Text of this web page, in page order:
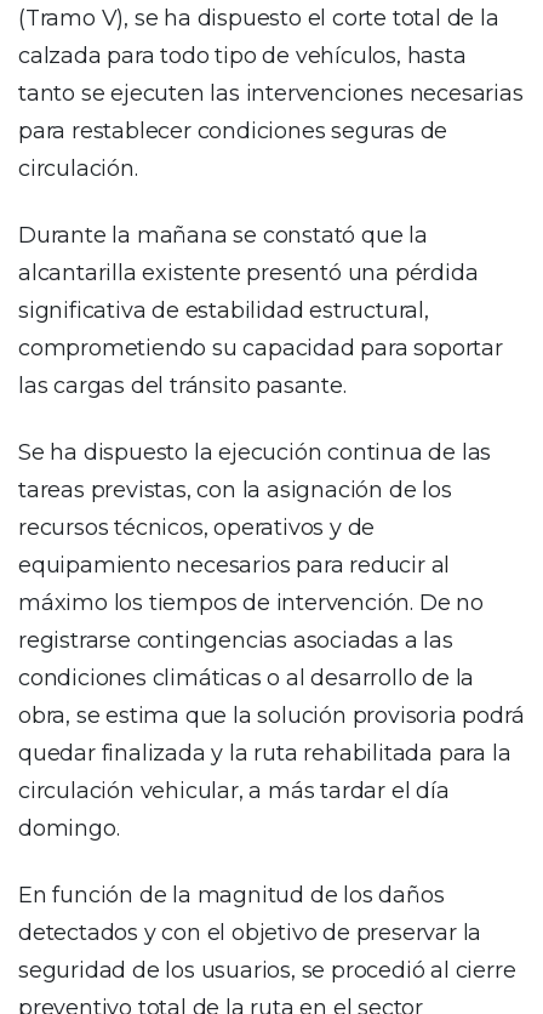
(Tramo V), se ha dispuesto el corte total de la
calzada para todo tipo de vehículos, hasta
tanto se ejecuten las intervenciones necesarias
para restablecer condiciones seguras de
circulación.
Durante la mañana se constató que la
alcantarilla existente presentó una pérdida
significativa de estabilidad estructural,
comprometiendo su capacidad para soportar
las cargas del tránsito pasante.
Se ha dispuesto la ejecución continua de las
tareas previstas, con la asignación de los
recursos técnicos, operativos y de
equipamiento necesarios para reducir al
máximo los tiempos de intervención. De no
registrarse contingencias asociadas a las
condiciones climáticas o al desarrollo de la
obra, se estima que la solución provisoria podrá
quedar finalizada y la ruta rehabilitada para la
circulación vehicular, a más tardar el día
domingo.
En función de la magnitud de los daños
detectados y con el objetivo de preservar la
seguridad de los usuarios, se procedió al cierre
preventivo total de la ruta en el sector